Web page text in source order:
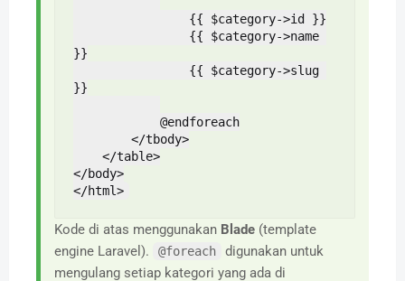
}}
}}
</body>
</html>
Kode di atas menggunakan Blade (template
engine Laravel).
@foreach
digunakan untuk
mengulang setiap kategori yang ada di